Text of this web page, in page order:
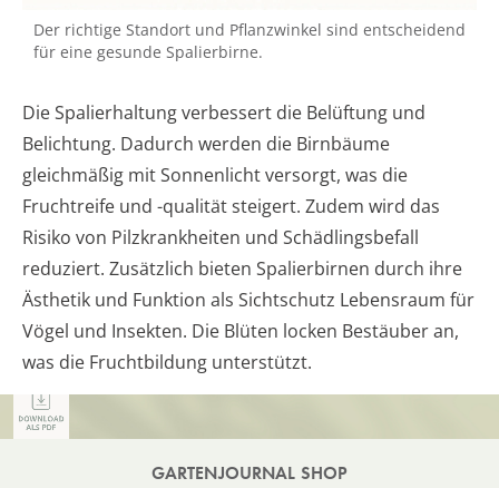
Der richtige Standort und Pflanzwinkel sind entscheidend
für eine gesunde Spalierbirne.
Die Spalierhaltung verbessert die Belüftung und
Belichtung. Dadurch werden die Birnbäume
gleichmäßig mit Sonnenlicht versorgt, was die
Fruchtreife und -qualität steigert. Zudem wird das
Risiko von Pilzkrankheiten und Schädlingsbefall
reduziert. Zusätzlich bieten Spalierbirnen durch ihre
Ästhetik und Funktion als Sichtschutz Lebensraum für
Vögel und Insekten. Die Blüten locken Bestäuber an,
was die Fruchtbildung unterstützt.
GARTENJOURNAL SHOP